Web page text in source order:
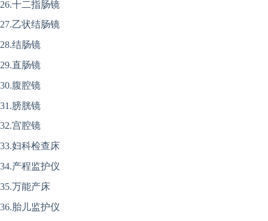
26.十二指肠镜
27.乙状结肠镜
28.结肠镜
29.直肠镜
30.腹腔镜
31.膀胱镜
32.宫腔镜
33.妇科检查床
34.产程监护仪
35.万能产床
36.胎儿监护仪